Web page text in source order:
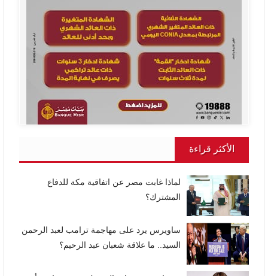
الأكثر قراءة
لماذا غابت مصر عن اتفاقية مكة للدفاع
المشترك؟
ساويرس يرد على مهاجمة ترامب لعبد الرحمن
السيد.. ما علاقة شعبان عبد الرحيم؟